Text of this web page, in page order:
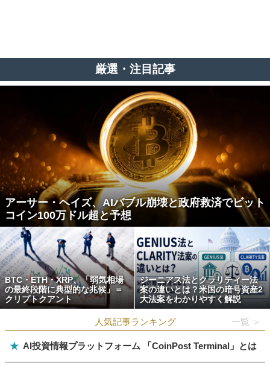
厳選・注目記事
アーサー・ヘイズ、AIバブル崩壊と政府救済でビット
コイン100万ドル超と予想
BTC・ETH・XRP、「弱気相場
の最終段階に典型的な兆候」＝
クリプトクアント
ジーニアス法とクラリティー法
案の違いとは？米国の暗号資産2
大法案をわかりやすく解説
人気記事ランキング 一覧 ＞
★ AI投資情報プラットフォーム 「CoinPost Terminal」とは